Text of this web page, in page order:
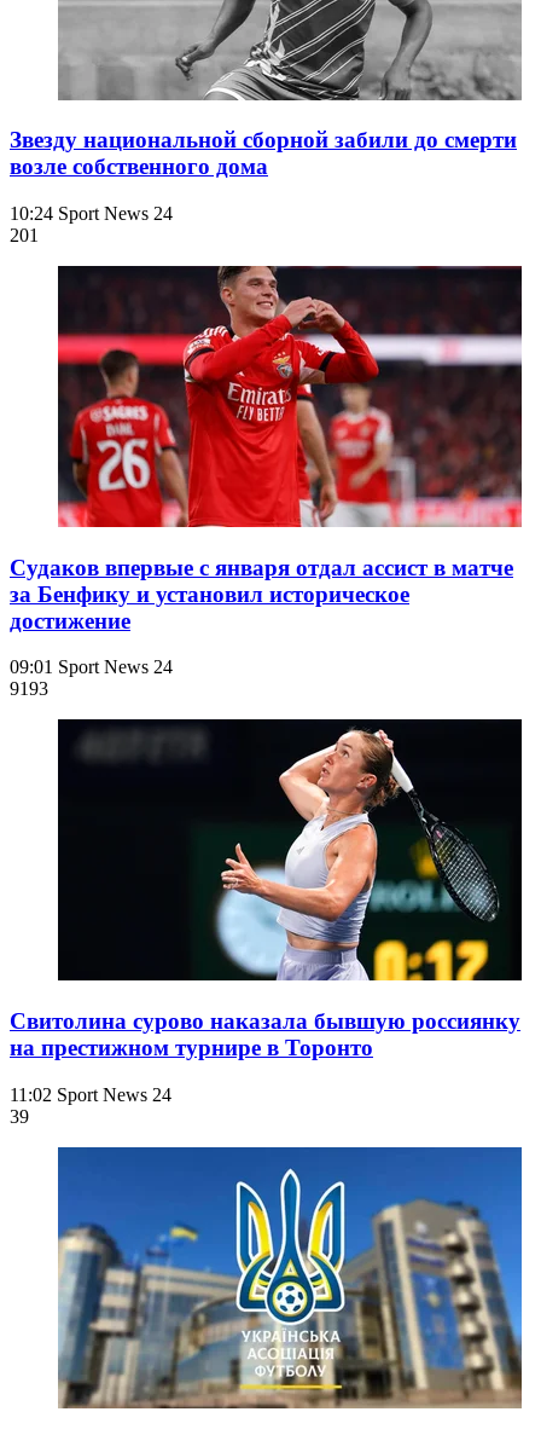
Звезду национальной сборной забили до смерти
возле собственного дома
10:24 Sport News 24
201
Судаков впервые с января отдал ассист в матче
за Бенфику и установил историческое
достижение
09:01 Sport News 24
9193
Свитолина сурово наказала бывшую россиянку
на престижном турнире в Торонто
11:02 Sport News 24
39